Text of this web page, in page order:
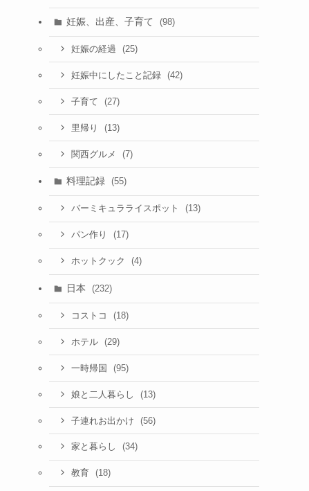
妊娠、出産、子育て (98)
妊娠の経過 (25)
妊娠中にしたこと記録 (42)
子育て (27)
里帰り (13)
関西グルメ (7)
料理記録 (55)
バーミキュラライスポット (13)
パン作り (17)
ホットクック (4)
日本 (232)
コストコ (18)
ホテル (29)
一時帰国 (95)
娘と二人暮らし (13)
子連れお出かけ (56)
家と暮らし (34)
教育 (18)